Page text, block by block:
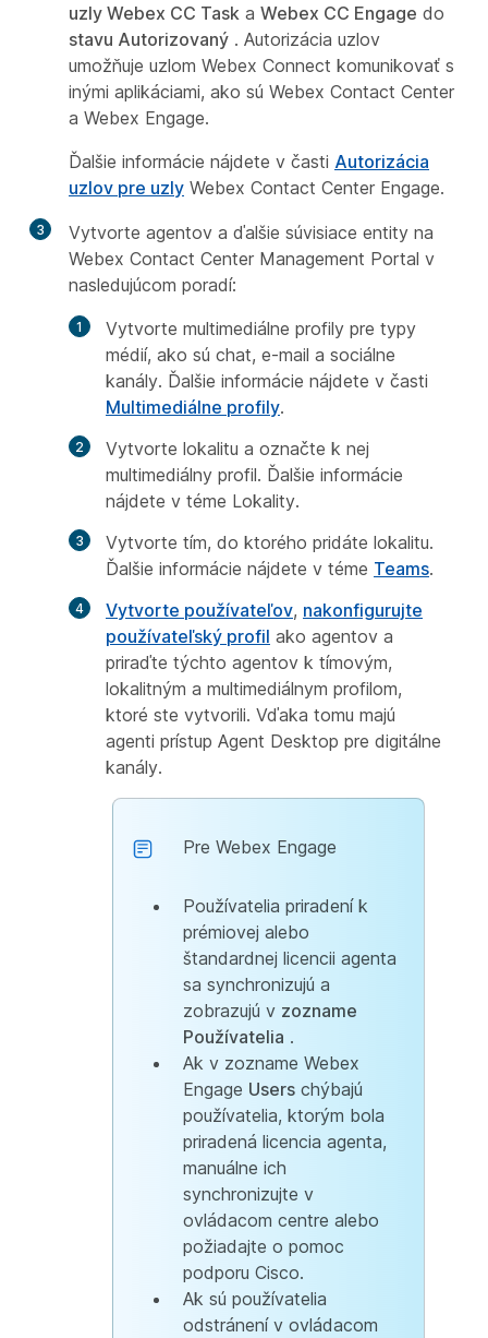
uzly Webex CC Task a Webex CC Engage do
stavu Autorizovaný . Autorizácia uzlov
umožňuje uzlom Webex Connect komunikovať s
inými aplikáciami, ako sú Webex Contact Center
a Webex Engage.
Ďalšie informácie nájdete v časti Autorizácia
uzlov pre uzly Webex Contact Center Engage.
3
Vytvorte agentov a ďalšie súvisiace entity na
Webex Contact Center Management Portal v
nasledujúcom poradí:
Vytvorte multimediálne profily pre typy
médií, ako sú chat, e-mail a sociálne
kanály. Ďalšie informácie nájdete v časti
Multimediálne profily.
Vytvorte lokalitu a označte k nej
multimediálny profil. Ďalšie informácie
nájdete v téme Lokality.
Vytvorte tím, do ktorého pridáte lokalitu.
Ďalšie informácie nájdete v téme Teams.
Vytvorte používateľov, nakonfigurujte
používateľský profil ako agentov a
priraďte týchto agentov k tímovým,
lokalitným a multimediálnym profilom,
ktoré ste vytvorili. Vďaka tomu majú
agenti prístup Agent Desktop pre digitálne
kanály.
Pre Webex Engage
Používatelia priradení k
prémiovej alebo
štandardnej licencii agenta
sa synchronizujú a
zobrazujú v zozname
Používatelia .
Ak v zozname Webex
Engage Users chýbajú
používatelia, ktorým bola
priradená licencia agenta,
manuálne ich
synchronizujte v
ovládacom centre alebo
požiadajte o pomoc
podporu Cisco.
Ak sú používatelia
odstránení v ovládacom